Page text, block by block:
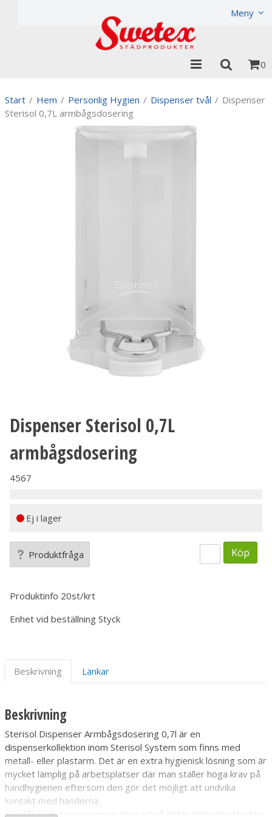
Meny
0
Start / Hem / Personlig Hygien / Dispenser tvål / Dispenser
Sterisol 0,7L armbågsdosering
Dispenser Sterisol 0,7L
armbågsdosering
4567
Ej i lager
Produktfråga Köp
Produktinfo 20st/krt
Enhet vid beställning Styck
Beskrivning Länkar
Beskrivning
Sterisol Dispenser Armbågsdosering 0,7l är en
dispenserkollektion inom Sterisol System som finns med
metall- eller plastarm. Det är en extra hygienisk lösning som är
mycket lämplig på arbetsplatser där man ställer höga krav på
handhygienen eftersom den gör det möjligt att undvika
kontakt med händerna.
Den långa doseringsarmen ökar också tillgängligheten för den